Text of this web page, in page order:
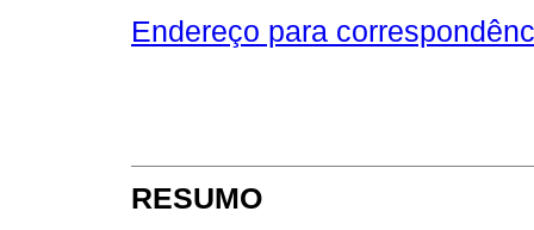
Endereço para
RESUMO